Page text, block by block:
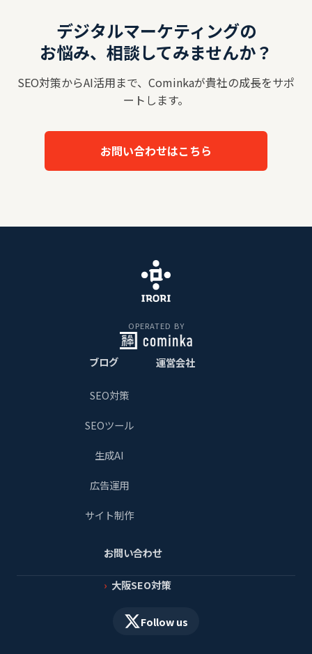
デジタルマーケティングの
お悩み、相談してみませんか？
SEO対策からAI活用まで、Cominkaが貴社の成長をサポ
ートします。
お問い合わせはこちら
OPERATED BY
ブログ
SEO対策
SEOツール
生成AI
広告運用
サイト制作
運営会社
お問い合わせ
大阪SEO対策
Follow us